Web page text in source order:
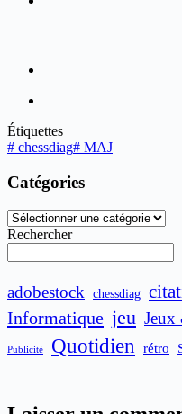
Étiquettes
# chessdiag# MAJ
Catégories
Catégories
Rechercher
adobestock chessdiag
Informatique jeu Jeux
Publicité Quotidien rétro